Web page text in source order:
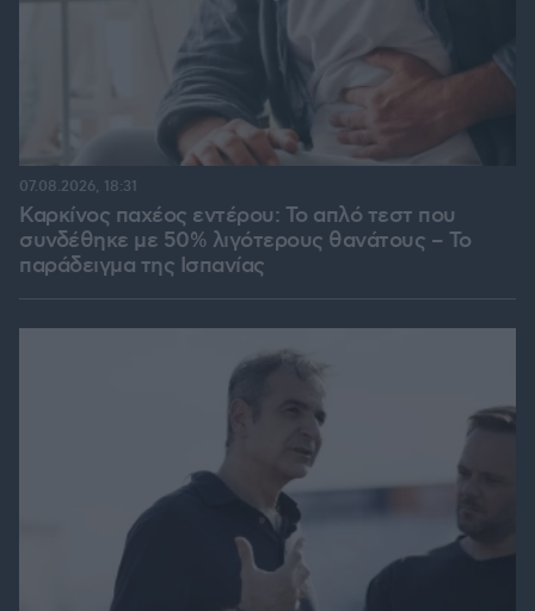
Καρκίνος παχέος εντέρου: Το απλό τεστ που
συνδέθηκε με 50% λιγότερους θανάτους – Το
παράδειγμα της Ισπανίας
07.08.2026, 18:31